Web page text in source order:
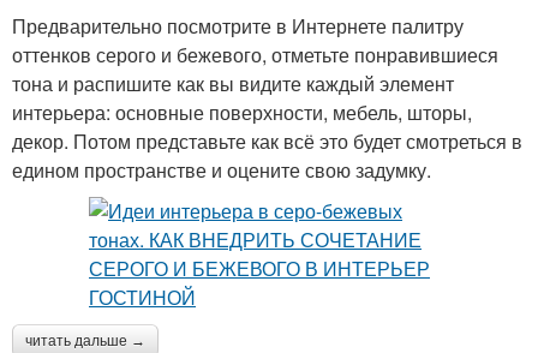
Предварительно посмотрите в Интернете палитру
оттенков серого и бежевого, отметьте понравившиеся
тона и распишите как вы видите каждый элемент
интерьера: основные поверхности, мебель, шторы,
декор. Потом представьте как всё это будет смотреться в
едином пространстве и оцените свою задумку.
читать дальше →